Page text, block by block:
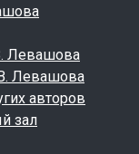
Левашова
Левашова
авторов
зал